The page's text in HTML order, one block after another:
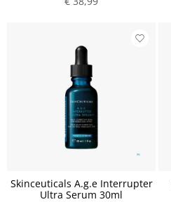
Skinceuticals A.g.e Interrupter
Ultra Serum 30ml